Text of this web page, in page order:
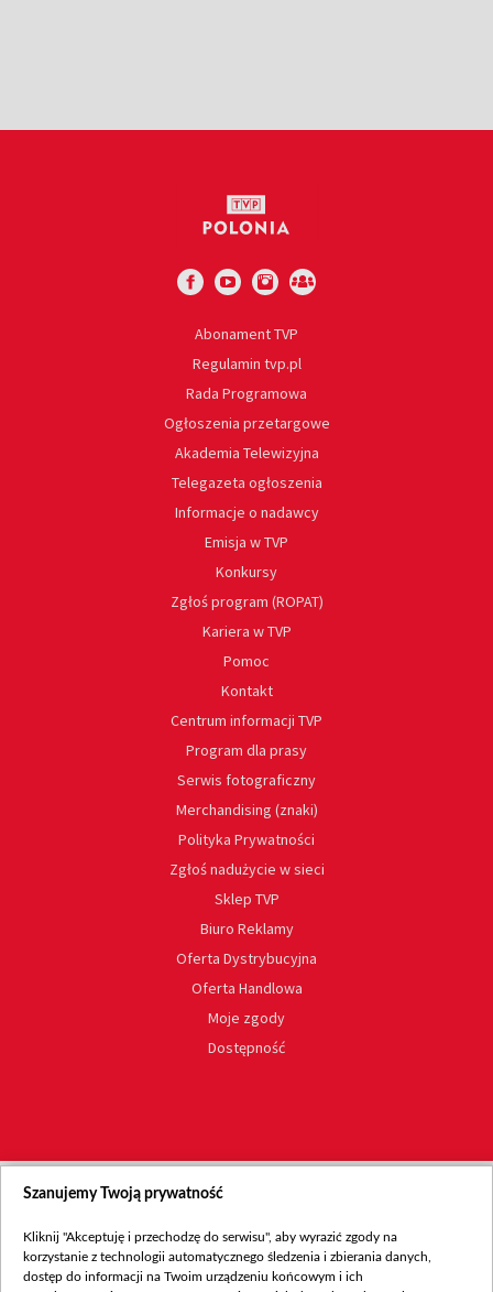
Abonament TVP
Regulamin tvp.pl
Rada Programowa
Ogłoszenia przetargowe
Akademia Telewizyjna
Telegazeta ogłoszenia
Informacje o nadawcy
Emisja w TVP
Konkursy
Zgłoś program (ROPAT)
Kariera w TVP
Pomoc
Kontakt
Centrum informacji TVP
Program dla prasy
Serwis fotograficzny
Merchandising (znaki)
Polityka Prywatności
Zgłoś nadużycie w sieci
Sklep TVP
Biuro Reklamy
Oferta Dystrybucyjna
Oferta Handlowa
Moje zgody
Dostępność
Szanujemy Twoją prywatność
Kliknij "Akceptuję i przechodzę do serwisu", aby wyrazić zgody na
korzystanie z technologii automatycznego śledzenia i zbierania danych,
dostęp do informacji na Twoim urządzeniu końcowym i ich